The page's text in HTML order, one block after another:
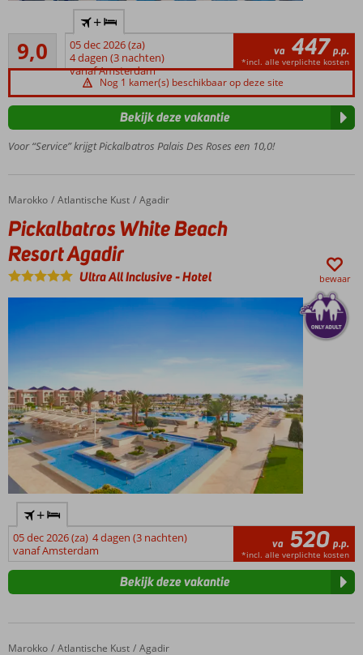
Direct aan
zandstrand
van Agadir
Aquapark
voor
kinderen
Authentieke
Marokkaanse
moderne
luxe
in de sauna
of het
stoombad
Boulevard
met winkels
restaurants
9,0Uitstekend
4
beoordelingen
+
05 dec 2026 (za)
4 dagen (3 nachten)
vanaf Amsterdam
va 447 p.p.
*incl. alle verplichte kosten
Nog 1 kamer(s) beschikbaar op deze site
Voor “Service” krijgt Pickalbatros Palais Des Roses een 10,0!
Bekijk deze vakantie
Home
Marokko Atlantische Kust Agadir
Pickalbatros White Beach Resort Agadir
Pickalbatros White Beach
Resort Agadir
Ultra All Inclusive-Hotel bewaar
+
05 dec 2026 (za) 4 dagen (3 nachten)
vanaf Amsterdam
va 520 p.p.
*incl. alle verplichte kosten
Bekijk deze vakantie
Home
Marokko Atlantische Kust Agadir
Amadil Ocean Club